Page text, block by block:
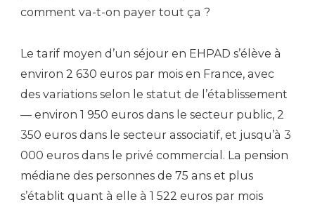
comment va-t-on payer tout ça ?
Le tarif moyen d’un séjour en EHPAD s’élève à
environ 2 630 euros par mois en France, avec
des variations selon le statut de l’établissement
— environ 1 950 euros dans le secteur public, 2
350 euros dans le secteur associatif, et jusqu’à 3
000 euros dans le privé commercial. La pension
médiane des personnes de 75 ans et plus
s’établit quant à elle à 1 522 euros par mois